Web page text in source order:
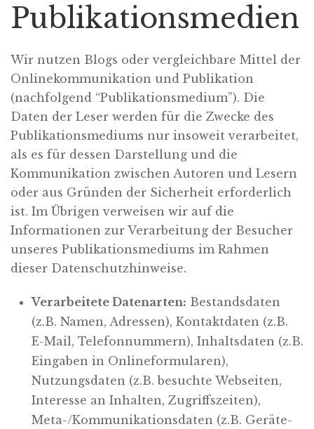
Publikationsmedien
Wir nutzen Blogs oder vergleichbare Mittel der
Onlinekommunikation und Publikation
(nachfolgend “Publikationsmedium”). Die
Daten der Leser werden für die Zwecke des
Publikationsmediums nur insoweit verarbeitet,
als es für dessen Darstellung und die
Kommunikation zwischen Autoren und Lesern
oder aus Gründen der Sicherheit erforderlich
ist. Im Übrigen verweisen wir auf die
Informationen zur Verarbeitung der Besucher
unseres Publikationsmediums im Rahmen
dieser Datenschutzhinweise.
Verarbeitete Datenarten: Bestandsdaten
(z.B. Namen, Adressen), Kontaktdaten (z.B.
E-Mail, Telefonnummern), Inhaltsdaten (z.B.
Eingaben in Onlineformularen),
Nutzungsdaten (z.B. besuchte Webseiten,
Interesse an Inhalten, Zugriffszeiten),
Meta-/Kommunikationsdaten (z.B. Geräte-